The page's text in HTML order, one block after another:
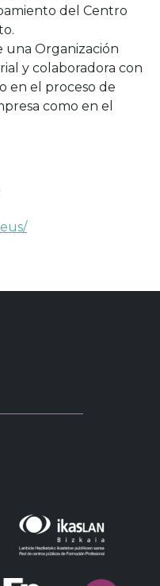
del Centro
una Organización
y colaboradora con
en el proceso de
como en el